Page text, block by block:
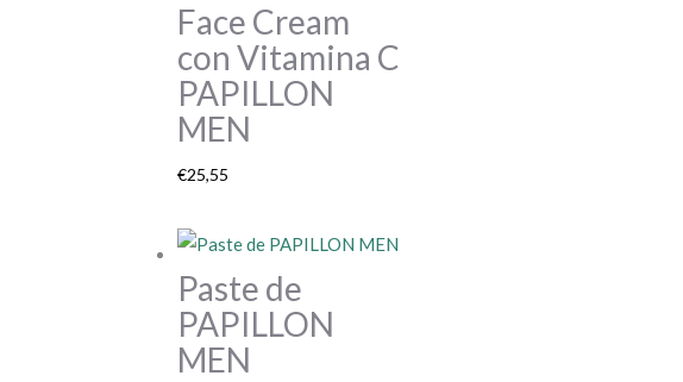
Face Cream
con Vitamina C
PAPILLON
MEN
€25,55
Paste de
PAPILLON
MEN